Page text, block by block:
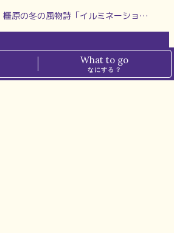
橿原の冬の風物詩「イルミネーションinかしはら」。大和八木駅周辺が光の織りなす幻想空間に【橿原市】
What to go
なにする？
プライバシーポリシー